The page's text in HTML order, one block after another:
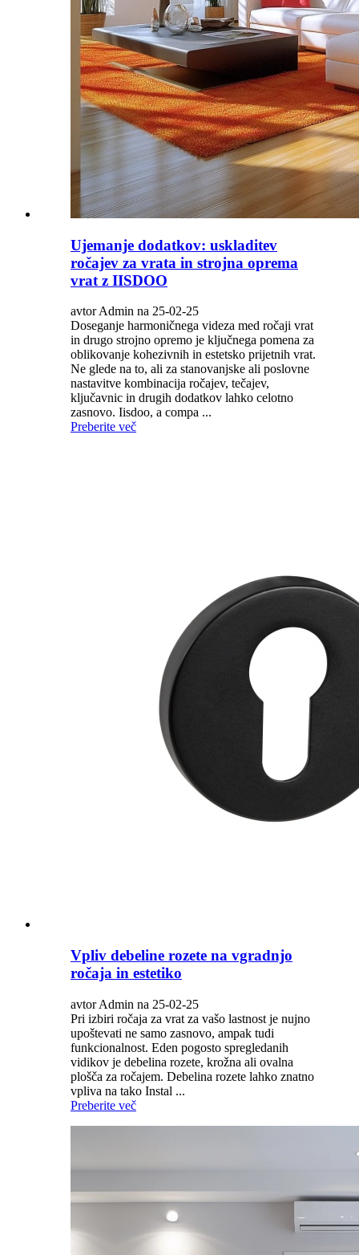
Ujemanje dodatkov: uskladitev
ročajev za vrata in strojna oprema
vrat z IISDOO
avtor Admin na 25-02-25
Doseganje harmoničnega videza med ročaji vrat
in drugo strojno opremo je ključnega pomena za
oblikovanje kohezivnih in estetsko prijetnih vrat.
Ne glede na to, ali za stanovanjske ali poslovne
nastavitve kombinacija ročajev, tečajev,
ključavnic in drugih dodatkov lahko celotno
zasnovo. Iisdoo, a compa ...
Preberite več
Vpliv debeline rozete na vgradnjo
ročaja in estetiko
avtor Admin na 25-02-25
Pri izbiri ročaja za vrat za vašo lastnost je nujno
upoštevati ne samo zasnovo, ampak tudi
funkcionalnost. Eden pogosto spregledanih
vidikov je debelina rozete, krožna ali ovalna
plošča za ročajem. Debelina rozete lahko znatno
vpliva na tako Instal ...
Preberite več